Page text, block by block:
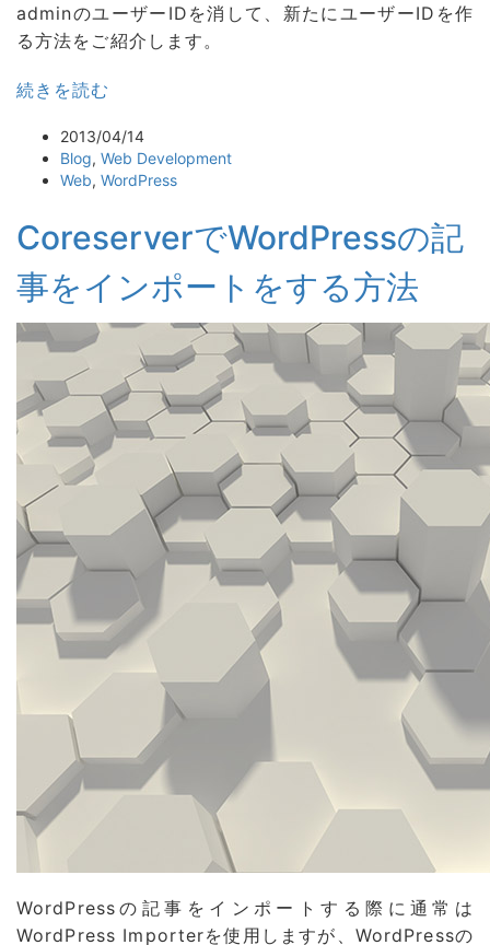
adminのユーザーIDを消して、新たにユーザーIDを作
る方法をご紹介します。
続きを読む
2013/04/14
Blog, Web Development
Web, WordPress
CoreserverでWordPressの記
事をインポートをする方法
WordPressの記事をインポートする際に通常は
WordPress Importerを使用しますが、WordPressの